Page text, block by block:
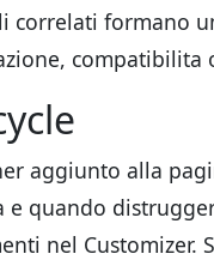
correlati formano
compatibilita
aggiunto alla
e quando
nel Customizer.